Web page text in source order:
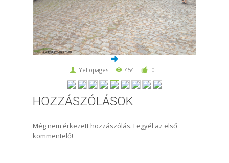
Yellopages 454 0
HOZZÁSZÓLÁSOK
Még nem érkezett hozzászólás. Legyél az első
kommentelő!